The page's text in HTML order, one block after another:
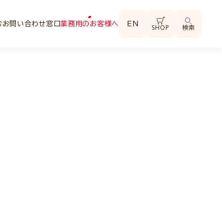
お問い合わせ窓口業務用のお客様へ EN SHOP 検索